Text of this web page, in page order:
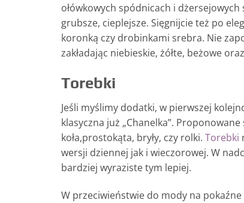
ołówkowych spódnicach i
grubsze, cieplejsze. Sięgnijcie też po
koronką czy drobinkami srebra. Nie
zakładając niebieskie, żółte, beżowe
Torebki
Jeśli myślimy dodatki, w pierwszej
klasyczna już „Chanelka”.
koła,prostokąta, bryły, czy rolki. Torebki
wersji dziennej jak i wieczorowej. W
bardziej wyraziste tym lepiej.
W przeciwieństwie do mody na